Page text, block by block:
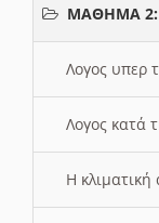
ΜΑΘΗΜΑ 2:
Λογος υπερ
Λογος κατά
Η